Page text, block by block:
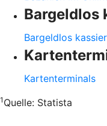
Bargeldlos
Bargeldlos
Kartenterminals
1 Quelle: Statista